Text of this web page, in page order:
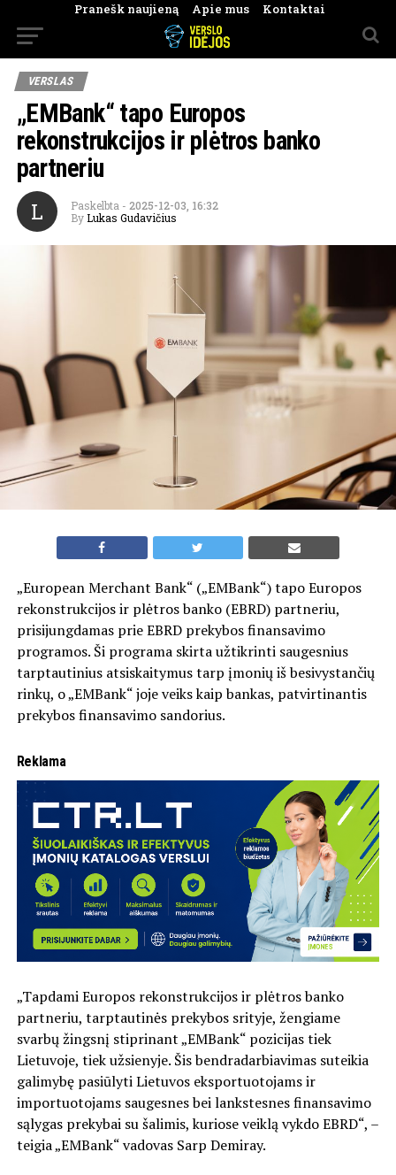
Pranešk naujieną Apie mus Kontaktai
VERSLAS
„EMBank“ tapo Europos
rekonstrukcijos ir plėtros banko
partneriu
L Paskelbta - 2025-12-03, 16:32
By Lukas Gudavičius
„European Merchant Bank“ („EMBank“) tapo Europos
rekonstrukcijos ir plėtros banko (EBRD) partneriu,
prisijungdamas prie EBRD prekybos finansavimo
programos. Ši programa skirta užtikrinti saugesnius
tarptautinius atsiskaitymus tarp įmonių iš besivystančių
rinkų, o „EMBank“ joje veiks kaip bankas, patvirtinantis
prekybos finansavimo sandorius.
Reklama
„Tapdami Europos rekonstrukcijos ir plėtros banko
partneriu, tarptautinės prekybos srityje, žengiame
svarbų žingsnį stiprinant „EMBank“ pozicijas tiek
Lietuvoje, tiek užsienyje. Šis bendradarbiavimas suteikia
galimybę pasiūlyti Lietuvos eksportuotojams ir
importuotojams saugesnes bei lankstesnes finansavimo
sąlygas prekybai su šalimis, kuriose veiklą vykdo EBRD“, –
teigia „EMBank“ vadovas Sarp Demiray.